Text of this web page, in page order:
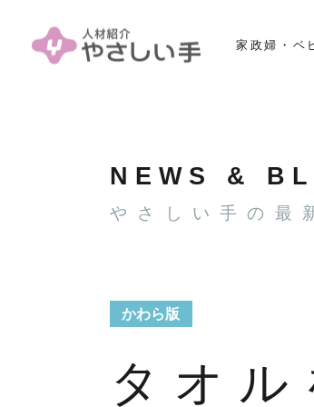
家政婦・ベ
NEWS &
やさしい手の最
かわら版
タオ